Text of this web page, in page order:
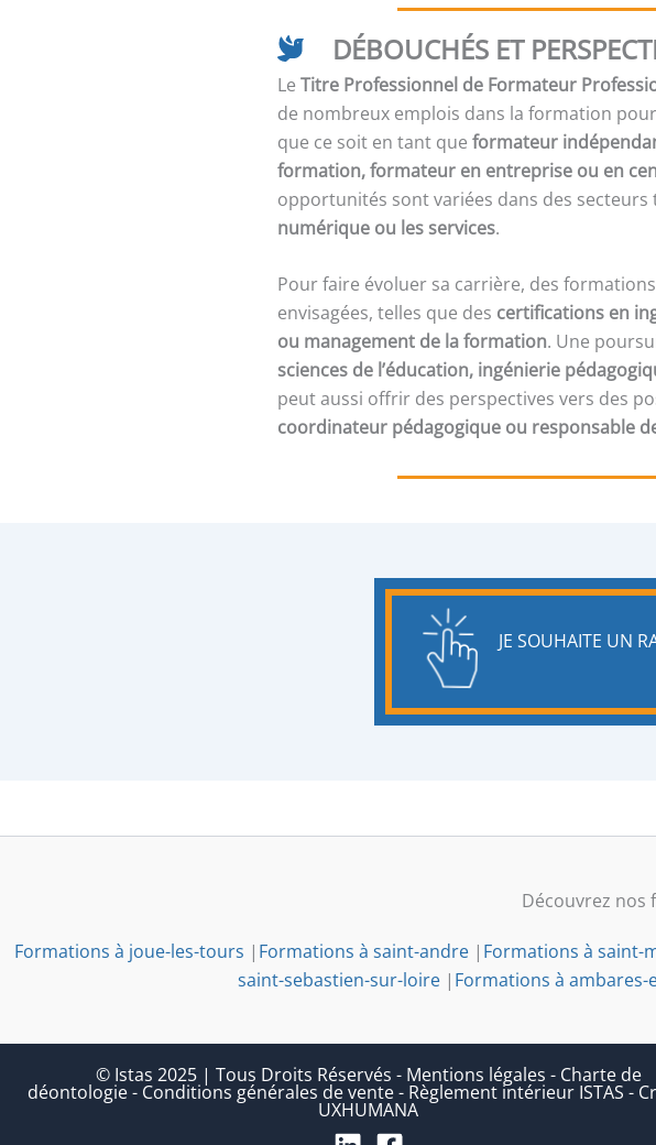
DÉBOUCHÉS ET
LeTitre Professionnel de Formateur
de nombreux emplois dans la formation
que ce soit en tant queformateur
formation, formateur en entreprise ou en
opportunités sont variées dans des secteurs
numérique ou les services.
Pour faire évoluer sa carrière, des
envisagées, telles que des certifications en
ou management de la formation. Une
sciences de l’éducation, ingénierie
peut aussi offrir des perspectives vers des
coordinateur pédagogique ou responsable
JE SOUHAITE UN
Découvrez nos
Formations à joue-les-tours | Formations à saint-andre | Formations à saint-
saint-sebastien-sur-loire| Formations à ambares-
© Istas 2025 | Tous Droits Réservés - Mentions légales - Charte de
déontologie- Conditions générales de vente- Règlement intérieur ISTAS -
UXHUMANA